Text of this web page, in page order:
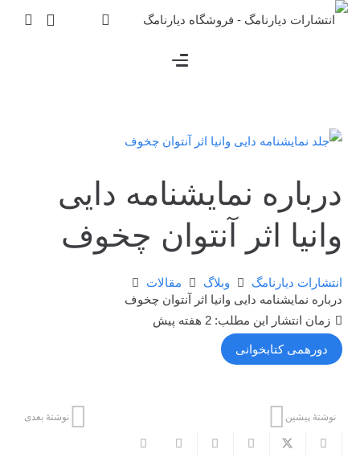
درباره نمایشنامه دایی
وانیا اثر آنتوان چخوف
انتشارات دیارنامگ وبلاگ
مقالات
درباره نمایشنامه دایی وانیا اثر آنتوان چخوف
زمان انتشار این مطلب:2 هفته پیش
دورهمی کتابخوانی
نوشتهٔ پیشین نوشتهٔ بعدی